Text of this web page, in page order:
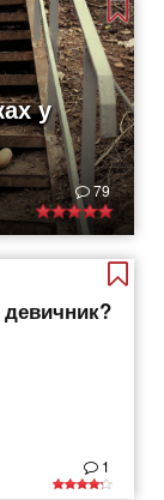
у
79
девичник?
1